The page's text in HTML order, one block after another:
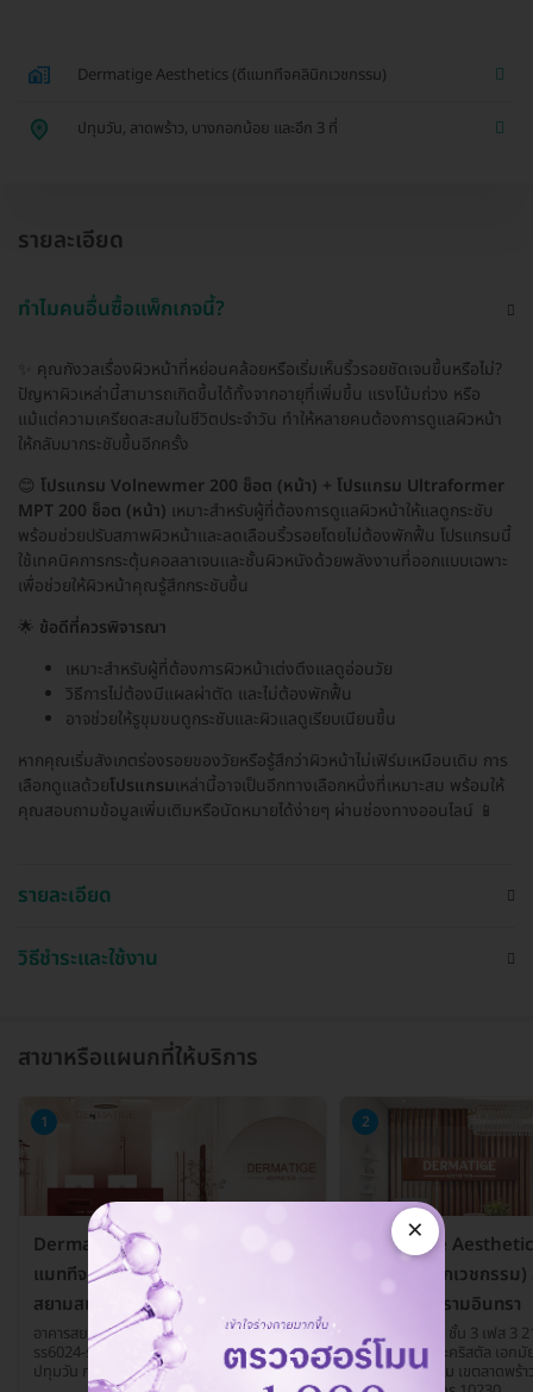
Dermatige Aesthetics (ดีแมททีจคลินิกเวชกรรม)
ปทุมวัน, ลาดพร้าว, บางกอกน้อย และอีก 3 ที่
รายละเอียด
ทำไมคนอื่นซื้อแพ็กเกจนี้?
✨ คุณกังวลเรื่องผิวหน้าที่หย่อนคล้อยหรือเริ่มเห็นริ้วรอยชัดเจนขึ้นหรือไม่?
ปัญหาผิวเหล่านี้สามารถเกิดขึ้นได้ทั้งจากอายุที่เพิ่มขึ้น แรงโน้มถ่วง หรือ
แม้แต่ความเครียดสะสมในชีวิตประจำวัน ทำให้หลายคนต้องการดูแลผิวหน้า
ให้กลับมากระชับขึ้นอีกครั้ง
😊 โปรแกรม Volnewmer 200 ช็อต (หน้า) + โปรแกรม Ultraformer
MPT 200 ช็อต (หน้า) เหมาะสำหรับผู้ที่ต้องการดูแลผิวหน้าให้แลดูกระชับ
พร้อมช่วยปรับสภาพผิวหน้าและลดเลือนริ้วรอยโดยไม่ต้องพักฟื้น โปรแกรมนี้
ใช้เทคนิคการกระตุ้นคอลลาเจนและชั้นผิวหนังด้วยพลังงานที่ออกแบบเฉพาะ
เพื่อช่วยให้ผิวหน้าคุณรู้สึกกระชับขึ้น
🌟 ข้อดีที่ควรพิจารณา
เหมาะสำหรับผู้ที่ต้องการผิวหน้าเต่งตึงแลดูอ่อนวัย
วิธีการไม่ต้องมีแผลผ่าตัด และไม่ต้องพักฟื้น
อาจช่วยให้รูขุมขนดูกระชับและผิวแลดูเรียบเนียนขึ้น
หากคุณเริ่มสังเกตร่องรอยของวัยหรือรู้สึกว่าผิวหน้าไม่เฟิร์มเหมือนเดิม การ
เลือกดูแลด้วยโปรแกรมเหล่านี้อาจเป็นอีกทางเลือกหนึ่งที่เหมาะสม พร้อมให้
คุณสอบถามข้อมูลเพิ่มเติมหรือนัดหมายได้ง่ายๆ ผ่านช่องทางออนไลน์ 📱
รายละเอียด
วิธีชำระและใช้งาน
สาขาหรือแผนกที่ให้บริการ
1
Dermatige Aesthetics (ดี
แมททีจคลินิกเวชกรรม) สาขา
สยามสแควร์วัน
อาคารสยามสแควร์วัน ชั้น 6 เลขที่ 388 ห้อง
ss6024-ss6025 ชั้น 6 ถ. พระรามที่ 1 เขต
ปทุมวัน กรุงเทพมหานคร 10330
2
Dermatige
แมททีจคลินิกเวชกรรม)
เดอะคริสตัลรามอินทรา
ห้องเลขที่ I307 ชั้น 3 เฟส 3
ศูนย์การค้าเดอะคริสตัล เอก
ประดิษฐ์มนูธรรม เขตลาดพร้า
×